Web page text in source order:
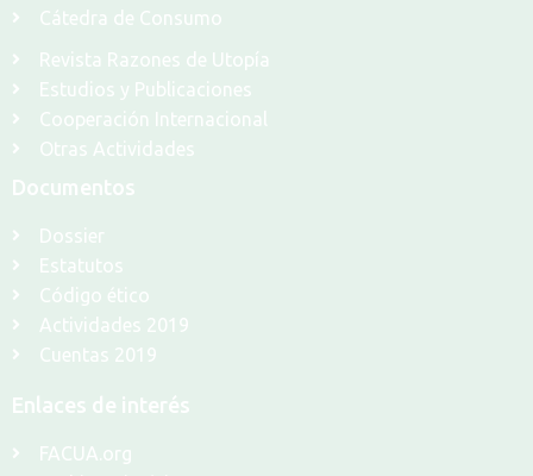
Cátedra de Consumo
Revista Razones de Utopía
Estudios y Publicaciones
Cooperación Internacional
Otras Actividades
Documentos
Dossier
Estatutos
Código ético
Actividades 2019
Cuentas 2019
Enlaces de interés
FACUA.org